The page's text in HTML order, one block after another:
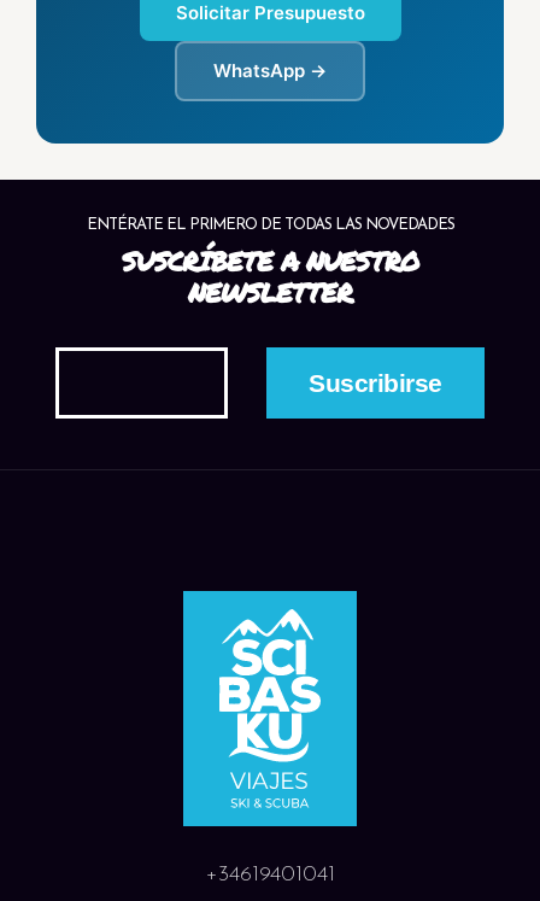
Solicitar Presupuesto
WhatsApp →
ENTÉRATE EL PRIMERO DE TODAS LAS NOVEDADES
SUSCRÍBETE A NUESTRO
NEWSLETTER
+34619401041